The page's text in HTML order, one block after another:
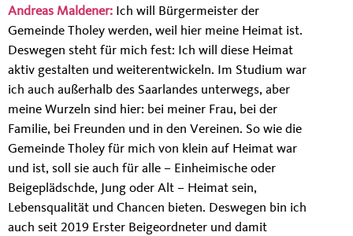
Andreas Maldener: Ich will Bürgermeister der
Gemeinde Tholey werden, weil hier meine Heimat ist.
Deswegen steht für mich fest: Ich will diese Heimat
aktiv gestalten und weiterentwickeln. Im Studium war
ich auch außerhalb des Saarlandes unterwegs, aber
meine Wurzeln sind hier: bei meiner Frau, bei der
Familie, bei Freunden und in den Vereinen. So wie die
Gemeinde Tholey für mich von klein auf Heimat war
und ist, soll sie auch für alle – Einheimische oder
Beigeplädschde, Jung oder Alt – Heimat sein,
Lebensqualität und Chancen bieten. Deswegen bin ich
auch seit 2019 Erster Beigeordneter und damit